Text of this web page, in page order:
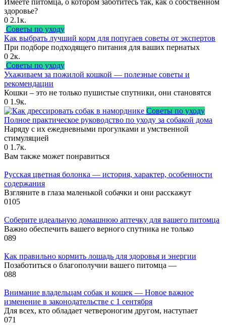
Имеете питомца, о котором заботитесь так, как о собственном
здоровье?
0 2.1к.
Советы по уходу
Как выбрать лучший корм для попугаев советы от экспертов
При подборе подходящего питания для ваших пернатых
0 2к.
Советы по уходу
Ухаживаем за пожилой кошкой — полезные советы и
рекомендации
Кошки – это не только пушистые спутники, они становятся
0 1.9к.
Советы по уходу
Полное практическое руководство по уходу за собакой дома
Наряду с их ежедневными прогулками и умственной
стимуляцией
0 1.7к.
Вам также может понравиться
Русская цветная болонка — история, характер, особенности
содержания
Взгляните в глаза маленькой собачки и они расскажут
0105
Соберите идеальную домашнюю аптечку для вашего питомца
Важно обеспечить вашего верного спутника не только
089
Как правильно кормить лошадь для здоровья и энергии
Позаботиться о благополучии вашего питомца —
088
Внимание владельцам собак и кошек — Новое важное
изменение в законодательстве с 1 сентября
Для всех, кто обладает четвероногим другом, наступает
071